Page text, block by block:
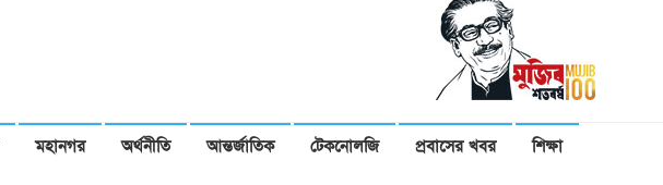
মহানগর অর্থনীতি আন্তর্জাতিক টেকনোলজি প্রবাসের খবর শিক্ষা